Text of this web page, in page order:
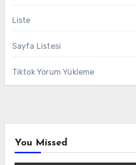
Liste
Sayfa Listesi
Tiktok Yorum Yükleme
You Missed